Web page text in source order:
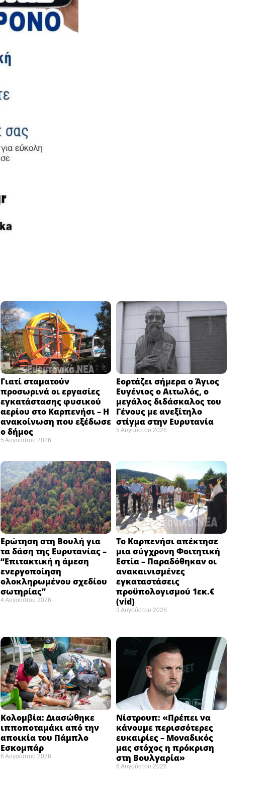
Γιατί σταματούν
προσωρινά οι εργασίες
εγκατάστασης φυσικού
αερίου στο Καρπενήσι – Η
ανακοίνωση που εξέδωσε
ο δήμος
5 Αυγούστου 2026
Εορτάζει σήμερα ο Άγιος
Ευγένιος ο Αιτωλός, ο
μεγάλος διδάσκαλος του
Γένους με ανεξίτηλο
στίγμα στην Ευρυτανία
5 Αυγούστου 2026
Ερώτηση στη Βουλή για
τα δάση της Ευρυτανίας –
“Eπιτακτική η άμεση
ενεργοποίηση
ολοκληρωμένου σχεδίου
σωτηρίας”
4 Αυγούστου 2026
Το Καρπενήσι απέκτησε
μια σύγχρονη Φοιτητική
Εστία – Παραδόθηκαν οι
ανακαινισμένες
εγκαταστάσεις
προϋπολογισμού 1εκ.€
(vid)
3 Αυγούστου 2026
Κολομβία: Διασώθηκε
ιπποποταμάκι από την
αποικία του Πάμπλο
Εσκομπάρ ​
6 Αυγούστου 2026
Νίστρουπ: «Πρέπει να
κάνουμε περισσότερες
ευκαιρίες – Μοναδικός
μας στόχος η πρόκριση
στη Βουλγαρία» ​
6 Αυγούστου 2026